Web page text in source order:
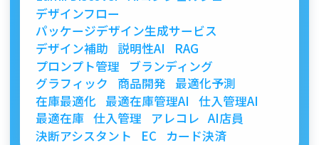
デザインフロー
パッケージデザイン生成サービス
デザイン補助 説明性AI
RAG
プロンプト管理
ブランディング
グラフィック
商品開発
最適化予測
在庫最適化 最適在庫管理AI
仕入管理AI
最適在庫 仕入管理 アレコレ AI店員
決断アシスタント
EC カード決済